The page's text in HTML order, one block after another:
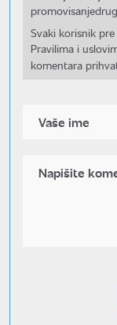
Svaki korisnik
Pravilima i
komentara